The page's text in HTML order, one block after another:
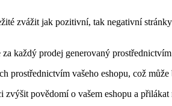
zvážit jak pozitivní, tak negativní
každý prodej generovaný prostřednictvím
prostřednictvím vašeho eshopu, což
zvýšit povědomí o vašem eshopu a